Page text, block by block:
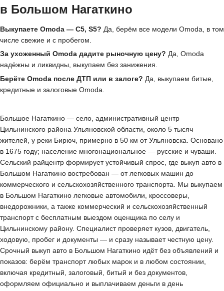
в Большом Нагаткино
Выкупаете Omoda — C5, S5? Да, берём все модели Omoda, в том
числе свежие и с пробегом.
За ухоженный Omoda дадите рыночную цену? Да, Omoda
надёжны и ликвидны, выкупаем без занижения.
Берёте Omoda после ДТП или в залоге? Да, выкупаем битые,
кредитные и залоговые Omoda.
Большое Нагаткино — село, административный центр
Цильнинского района Ульяновской области, около 5 тысяч
жителей, у реки Бирюч, примерно в 50 км от Ульяновска. Основано
в 1675 году; население многонациональное — русские и чуваши.
Сельский райцентр формирует устойчивый спрос, где выкуп авто в
Большом Нагаткино востребован — от легковых машин до
коммерческого и сельскохозяйственного транспорта. Мы выкупаем
в Большом Нагаткино легковые автомобили, кроссоверы,
внедорожники, а также коммерческий и сельскохозяйственный
транспорт с бесплатным выездом оценщика по селу и
Цильнинскому району. Специалист проверяет кузов, двигатель,
ходовую, пробег и документы — и сразу называет честную цену.
Срочный выкуп авто в Большом Нагаткино идёт без объявлений и
показов: берём транспорт любых марок и в любом состоянии,
включая кредитный, залоговый, битый и без документов,
оформляем официально и выплачиваем деньги в день